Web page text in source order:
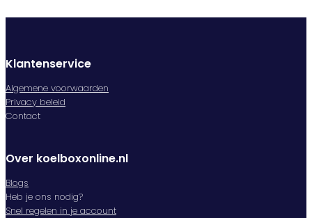
Klantenservice
Algemene voorwaarden
Privacy beleid
Contact
Over koelboxonline.nl
Blogs
Heb je ons nodig?
Snel regelen in je account